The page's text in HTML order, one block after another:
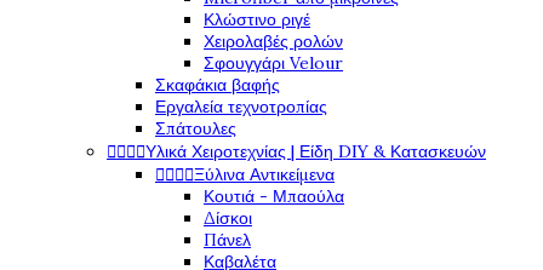
Κλώστινο ριγέ
Χειρολαβές ρολών
Σφουγγάρι Velour
Σκαφάκια βαφής
Εργαλεία τεχνοτροπίας
Σπάτουλες
Υλικά Χειροτεχνίας | Είδη DIY & Κατασκευών
Ξύλινα Αντικείμενα
Κουτιά - Μπαούλα
Δίσκοι
Πάνελ
Καβαλέτα